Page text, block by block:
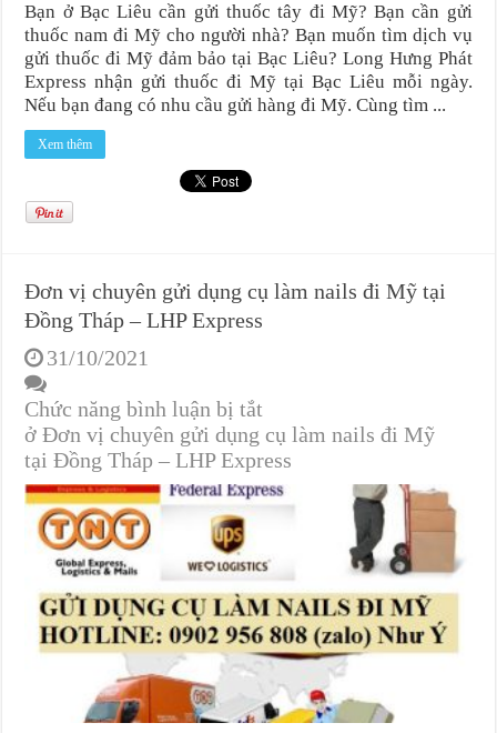
Bạn ở Bạc Liêu cần gửi thuốc tây đi Mỹ? Bạn cần gửi
thuốc nam đi Mỹ cho người nhà? Bạn muốn tìm dịch vụ
gửi thuốc đi Mỹ đảm bảo tại Bạc Liêu? Long Hưng Phát
Express nhận gửi thuốc đi Mỹ tại Bạc Liêu mỗi ngày.
Nếu bạn đang có nhu cầu gửi hàng đi Mỹ. Cùng tìm ...
Xem thêm
Đơn vị chuyên gửi dụng cụ làm nails đi Mỹ tại
Đồng Tháp – LHP Express
31/10/2021
Chức năng bình luận bị tắt
ở Đơn vị chuyên gửi dụng cụ làm nails đi Mỹ
tại Đồng Tháp – LHP Express